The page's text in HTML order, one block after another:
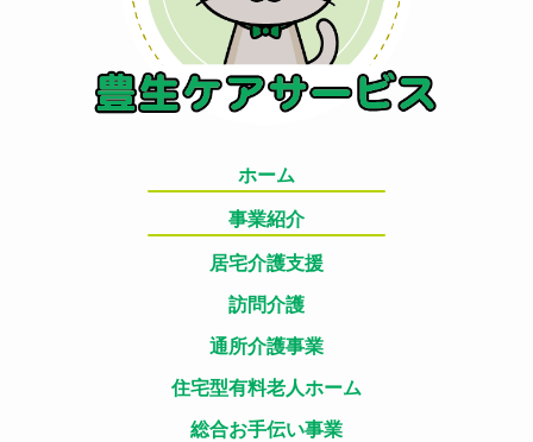
ホーム
事業紹介
居宅介護支援
訪問介護
通所介護事業
住宅型有料老人ホーム
総合お手伝い事業